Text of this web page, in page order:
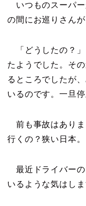
いつものスーパー
の間にお巡りさんが
「どうしたの？」
たようでした。そ
るところでしたが
いるのです。一旦
前も事故はありま
行くの？狭い日本
最近ドライバーの
いるような気はし